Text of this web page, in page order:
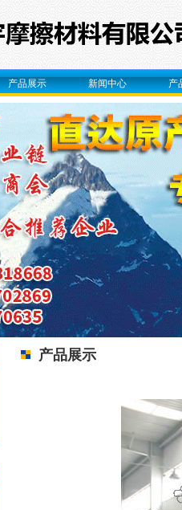
产品展示 新闻中心 产
产品展示